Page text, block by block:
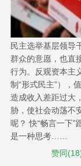
民主选举基层领导
群众的意愿，也直
行为。反观资本主
制“形式民主”）​，
造成收入差距过大
胁，使社会动荡不
呢？ 快“畅言一下”
是一种思考……
赞同(18